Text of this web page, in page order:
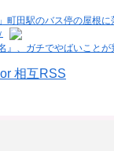
町田駅のバス停の屋根に
』、ガチでやばいこと
相互RSS